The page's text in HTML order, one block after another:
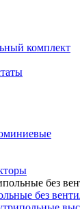
комплект
без